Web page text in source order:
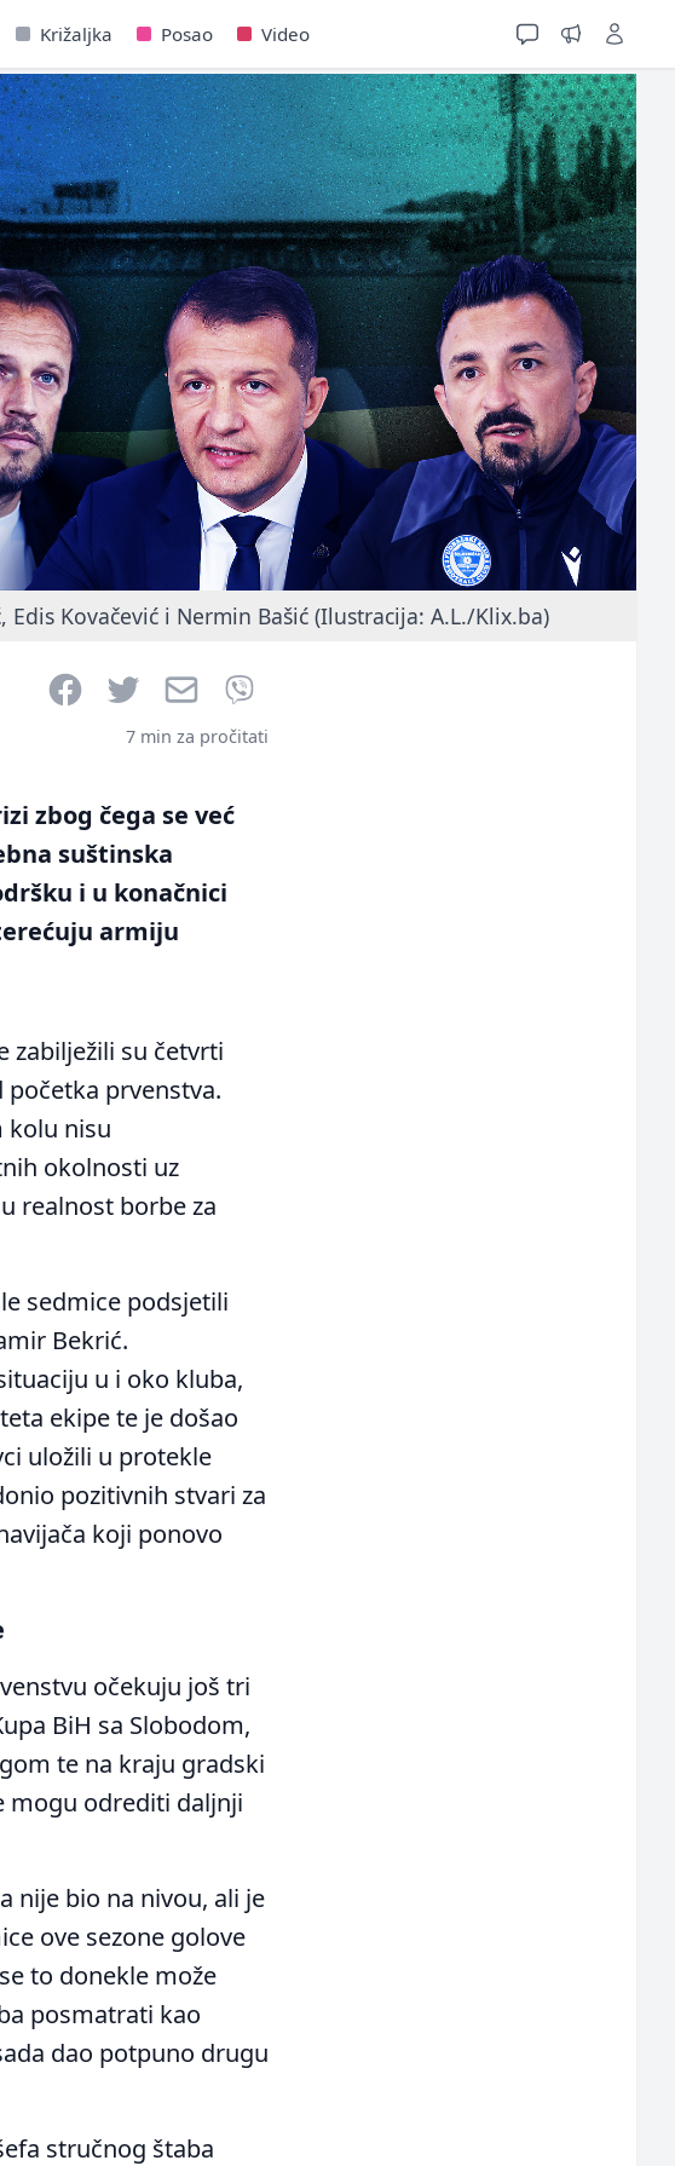
Križaljka Posao Video
Edis Kovačević i Nermin Bašić (Ilustracija: A.L./Klix.ba)
FacebookTwitter Email
7 min za pročitati
zbog čega se već
suštinska
i u konačnici
armiju
zabilježili su četvrti
početka prvenstva.
kolu nisu
okolnosti uz
realnost borbe za
sedmice podsjetili
Bekrić.
u i oko kluba,
ekipe te je došao
uložili u protekle
pozitivnih stvari za
koji ponovo
očekuju još tri
BiH sa Slobodom,
te na kraju gradski
mogu odrediti daljnji
nije bio na nivou, ali je
ove sezone golove
to donekle može
posmatrati kao
dao potpuno drugu
stručnog štaba